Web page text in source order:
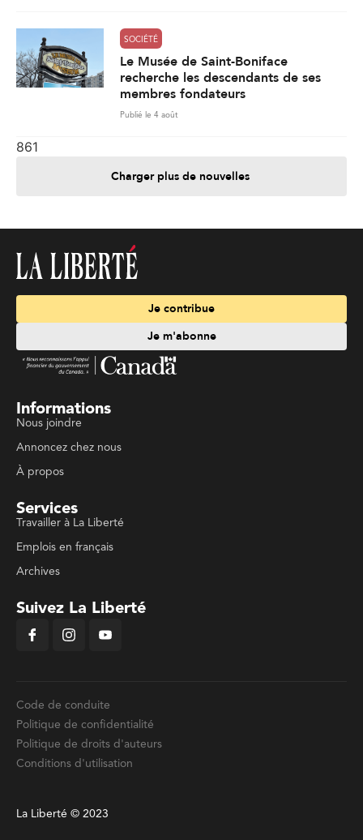
SOCIÉTÉ
Le Musée de Saint-Boniface
recherche les descendants de ses
membres fondateurs
Publié le 4 août
861
Charger plus de nouvelles
Je contribue
Je m'abonne
Informations
Nous joindre
Annoncez chez nous
À propos
Services
Travailler à La Liberté
Emplois en français
Archives
Suivez La Liberté
Code de conduite
Politique de confidentialité
Politique de droits d'auteurs
Conditions d'utilisation
La Liberté © 2023